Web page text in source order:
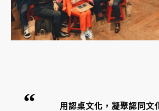
用認桌文化，凝聚認同文